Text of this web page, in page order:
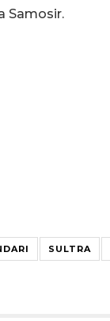
Samosir.
SULTRA